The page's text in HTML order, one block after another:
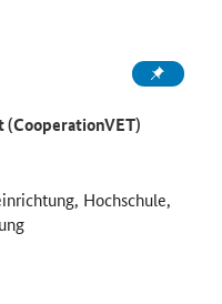
Hochschule,